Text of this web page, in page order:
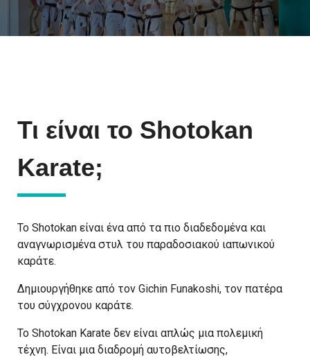
Τι είναι το Shotokan
Karate;
Το Shotokan είναι ένα από τα πιο διαδεδομένα και
αναγνωρισμένα στυλ του παραδοσιακού ιαπωνικού
καράτε.
Δημιουργήθηκε από τον Gichin Funakoshi, τον πατέρα
του σύγχρονου καράτε.
Το Shotokan Karate δεν είναι απλώς μια πολεμική
τέχνη. Είναι μια διαδρομή αυτοβελτίωσης,